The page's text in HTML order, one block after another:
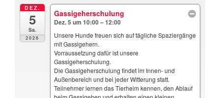
DEZ.
5
Sa.
2026
Gassigeherschulung
Dez. 5 um 10:00 – 12:00
Unsere Hunde freuen sich auf tägliche Spaziergänge
mit Gassigehern.
Vorraussetzung dafür ist unsere
Gassigeherschulung.
Die Gassigeherschulung findet im Innen- und
Außenbereich und bei jeder Witterung statt.
Teilnehmer lernen das Tierheim kennen, den Ablauf